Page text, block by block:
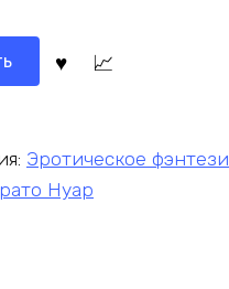
Эротическое фэнтези
Нуар